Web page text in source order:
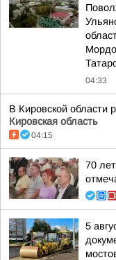
04:33
В Кировской области
Кировская область
04:15
70
5